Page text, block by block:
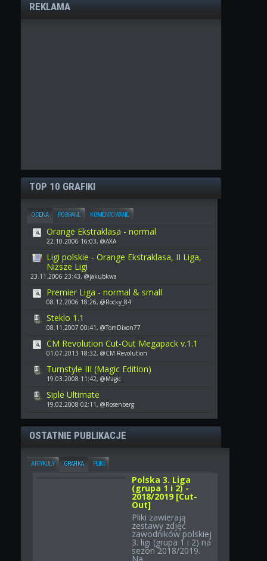
REKLAMA
TOP 10 GRAFIKI
OCENA POBRANE KOMENTOWANE
Orange Ekstraklasa - normal
22.10.2006 16:03, @AXA
Ligi polskie - Orange Ekstraklasa, II Liga,
Niższe Ligi
23.11.2006 23:43, @jakubkwa
Premier Liga - normal & small
08.12.2006 18:26, @Rocky_84
Steklo 1.1
08.11.2007 00:41, @TomDixon77
CM Revolution Cut-Out Megapack v.1.1
01.07.2013 18:32, @CM Revolution
Turnstyle III (Magic Edition)
19.03.2008 11:42, @Magic
Siple Ultimate
19.02.2008 02:11, @Rosenberg
OSTATNIE PUBLIKACJE
ARTYKUŁY GRAFIKA PLIKI
Polska 3. Liga
(grupa 1 i 2) -
2018/2019 [Cut-
Out]
Pliki zawierają
zestawy zdjęć
zawodników polskiej
3. ligi (grupa 1 i 2) na
sezon 2018/2019.